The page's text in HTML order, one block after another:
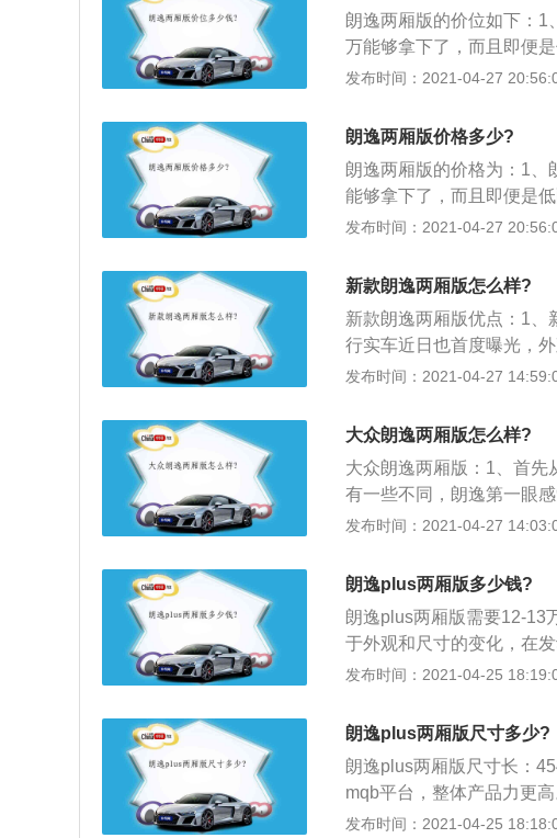
朗逸两厢版的价位如下：1
万能够拿下了，而且即便
而且，朗逸两厢是一款各
机，分别为1.2T和1.4T的
发布时间：2021-04-27
朗逸两厢版价格多少?
朗逸两厢版的价格为：1、
能够拿下了，而且即便是
且，朗逸两厢是一款各方
机，分别为1.2T和1.4T的
发布时间：2021-04-27
新款朗逸两厢版怎么样?
新款朗逸两厢版优点：1、
行实车近日也首度曝光，
致；2、采用比现款开口更
款相比虽然在造型上发生
发布时间：2021-04-27
大众朗逸两厢版怎么样?
大众朗逸两厢版：1、首先
有一些不同，朗逸第一眼
像10来万的车，线条有棱
杂音。朗逸空间比较大，
对可以满足家用了。朗逸
精准度很高，指哪打哪；3
的，舒适性很强。相对来
其他方面表现还可以，综
发布时间：2021-04-27
朗逸plus两厢版多少钱?
朗逸plus两厢版需要12-13
于外观和尺寸的变化，在
于同价位同级别的车型隔
是打孔仿皮制，坐上去还
口太靠下了；3、朗逸
者的排量分别为1.2T、
套：5MT变速箱、6AT变
合出的油耗成绩保持在6L
发布时间：2021-04-25
朗逸plus两厢版尺寸多少?
朗逸plus两厢版尺寸长：
mqb平台，整体产品力更
计更加时尚，前脸倒梯形
发布时间：2021-04-25